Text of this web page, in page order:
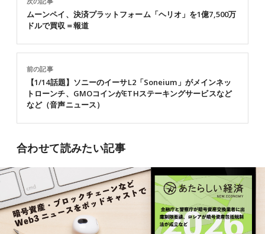
前の記事
【1/14話題】ソニーのイーサL2「Soneium」がメインネッ
トローンチ、GMOコインがETHステーキングサービスなど
など（音声ニュース）
ムーンペイ、決済プラットフォーム「ヘリオ」を1億7,500万
ドルで買収＝報道
合わせて読みたい記事